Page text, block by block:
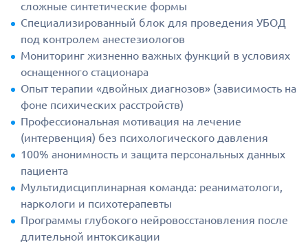
сложные синтетические формы
Специализированный блок для проведения УБОД
под контролем анестезиологов
Мониторинг жизненно важных функций в условиях
оснащенного стационара
Опыт терапии «двойных диагнозов» (зависимость на
фоне психических расстройств)
Профессиональная мотивация на лечение
(интервенция) без психологического давления
100% анонимность и защита персональных данных
пациента
Мультидисциплинарная команда: реаниматологи,
наркологи и психотерапевты
Программы глубокого нейровосстановления после
длительной интоксикации